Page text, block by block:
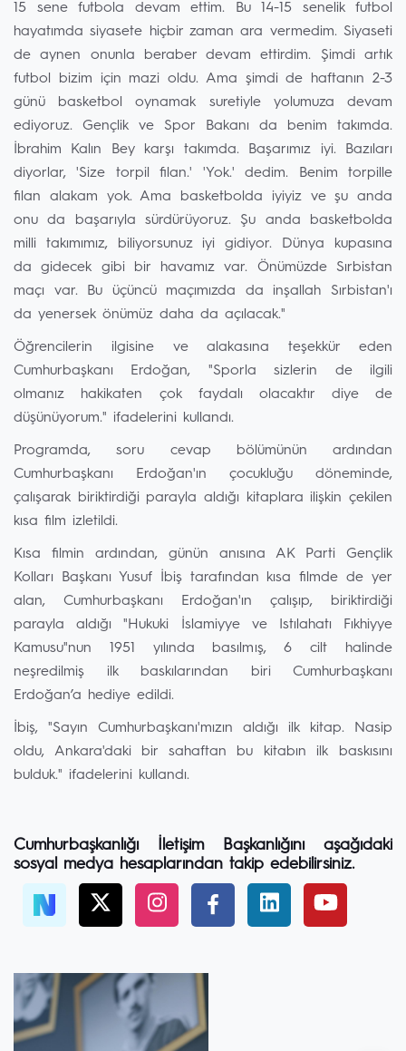
15 sene futbola devam ettim. Bu 14-15 senelik futbol
hayatımda siyasete hiçbir zaman ara vermedim. Siyaseti
de aynen onunla beraber devam ettirdim. Şimdi artık
futbol bizim için mazi oldu. Ama şimdi de haftanın 2-3
günü basketbol oynamak suretiyle yolumuza devam
ediyoruz. Gençlik ve Spor Bakanı da benim takımda.
İbrahim Kalın Bey karşı takımda. Başarımız iyi. Bazıları
diyorlar, 'Size torpil filan.' 'Yok.' dedim. Benim torpille
filan alakam yok. Ama basketbolda iyiyiz ve şu anda
onu da başarıyla sürdürüyoruz. Şu anda basketbolda
milli takımımız, biliyorsunuz iyi gidiyor. Dünya kupasına
da gidecek gibi bir havamız var. Önümüzde Sırbistan
maçı var. Bu üçüncü maçımızda da inşallah Sırbistan'ı
da yenersek önümüz daha da açılacak."
Öğrencilerin ilgisine ve alakasına teşekkür eden
Cumhurbaşkanı Erdoğan, "Sporla sizlerin de ilgili
olmanız hakikaten çok faydalı olacaktır diye de
düşünüyorum." ifadelerini kullandı.
Programda, soru cevap bölümünün ardından
Cumhurbaşkanı Erdoğan'ın çocukluğu döneminde,
çalışarak biriktirdiği parayla aldığı kitaplara ilişkin çekilen
kısa film izletildi.
Kısa filmin ardından, günün anısına AK Parti Gençlik
Kolları Başkanı Yusuf İbiş tarafından kısa filmde de yer
alan, Cumhurbaşkanı Erdoğan'ın çalışıp, biriktirdiği
parayla aldığı "Hukuki İslamiyye ve Istılahatı Fıkhiyye
Kamusu"nun 1951 yılında basılmış, 6 cilt halinde
neşredilmiş ilk baskılarından biri Cumhurbaşkanı
Erdoğan’a hediye edildi.
İbiş, "Sayın Cumhurbaşkanı'mızın aldığı ilk kitap. Nasip
oldu, Ankara'daki bir sahaftan bu kitabın ilk baskısını
bulduk." ifadelerini kullandı.
Cumhurbaşkanlığı İletişim Başkanlığını aşağıdaki
sosyal medya hesaplarından takip edebilirsiniz.